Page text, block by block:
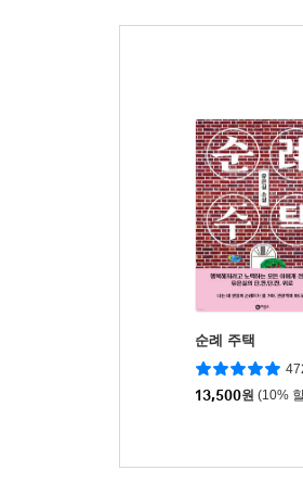
순례 주택
13,500원 (10%